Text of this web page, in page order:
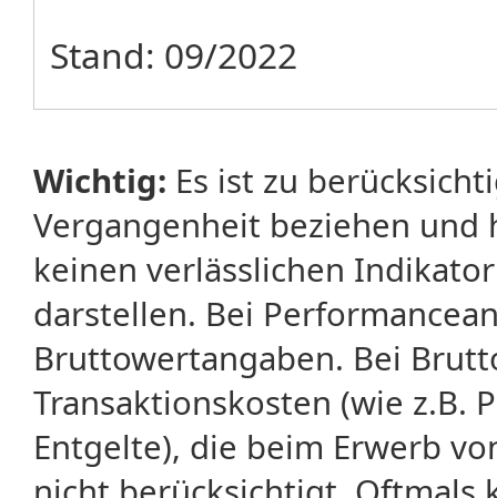
Stand: 09/2022
Wichtig: Es ist zu
Vergangenheit beziehen
keinen verlässlichen
darstellen. Bei
Bruttowertangaben. Bei
Transaktionskosten (wie z.B.
Entgelte), die beim Erwerb